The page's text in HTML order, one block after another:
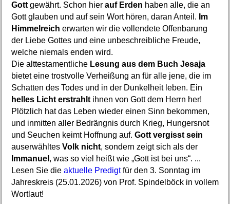
Gott gewährt. Schon hier auf Erden haben alle, die an
Gott glauben und auf sein Wort hören, daran Anteil. Im
Himmelreich erwarten wir die vollendete Offenbarung
der Liebe Gottes und eine unbeschreibliche Freude,
welche niemals enden wird.
Die alttestamentliche Lesung aus dem Buch Jesaja
bietet eine trostvolle Verheißung an für alle jene, die im
Schatten des Todes und in der Dunkelheit leben. Ein
helles Licht erstrahltihnen von Gott dem Herrn her!
Plötzlich hat das Leben wieder einen Sinn bekommen,
und inmitten aller Bedrängnis durch Krieg, Hungersnot
und Seuchen keimt Hoffnung auf. Gott vergisst sein
auserwähltes Volk nicht, sondern zeigt sich als der
Immanuel , was so viel heißt wie „Gott ist bei uns“. ...
Lesen Sie die aktuelle Predigtfür den 3. Sonntag im
Jahreskreis (25.01.2026) von Prof. Spindelböck in vollem
Wortlaut!